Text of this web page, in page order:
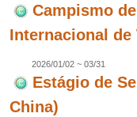
Campismo
Internacional de
2026/01/02 ~ 03/31
Estágio de
China)